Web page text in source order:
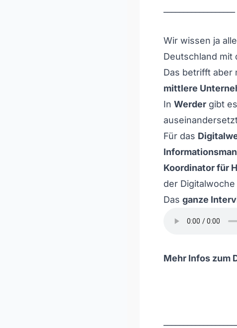
Wir wissen ja
Deutschland mit
Das betrifft aber
mittlere
In Werder gibt
Für das
Koordinator für
der Digitalwoche
Das ganze
Mehr Infos zum